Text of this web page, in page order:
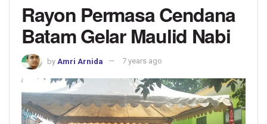
Rayon Permasa Cendana
Batam Gelar Maulid Nabi
by Amri Arnida 7 years ago